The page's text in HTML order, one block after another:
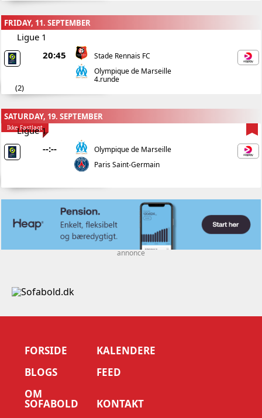
FRIDAY, 11. SEPTEMBER
Ligue 1
20:45
Stade Rennais FC
Olympique de Marseille
4.runde
(2)
SATURDAY, 19. SEPTEMBER
Ikke Fastlagt
Ligue 1
--:--
Olympique de Marseille
Paris Saint-Germain
annonce
FORSIDE
KALENDERE
BLOGS
FEED
OM
SOFABOLD KONTAKT